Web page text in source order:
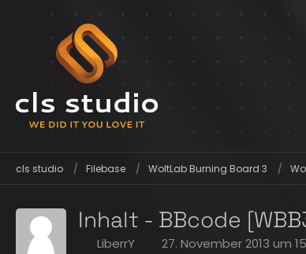
cls studio Filebase WoltLab Burning Board 3
Inhalt - BBcode
LiberrY 27. November 2013 um